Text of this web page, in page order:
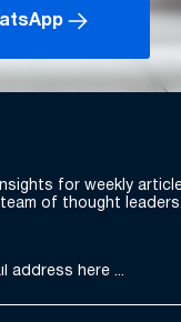
for weekly
of thought leaders.